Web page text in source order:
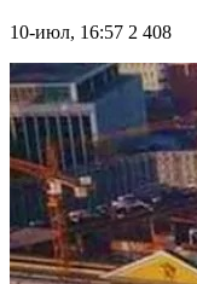
10-июл, 16:57 2 408